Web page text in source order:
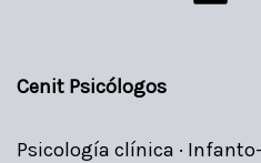
Cenit Psicólogos
Psicología clínica ·